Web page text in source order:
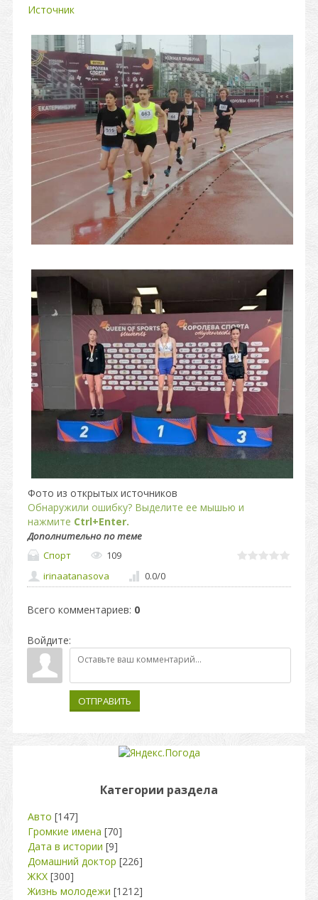
Источник
Фото из открытых источников
Обнаружили ошибку? Выделите ее мышью и
нажмите Ctrl+Enter.
Дополнительно по теме
Спорт
109
irinaatanasova
0.0/0
Всего комментариев: 0
Войдите:
ОТПРАВИТЬ
Категории раздела
Авто [147]
Громкие имена [70]
Дата в истории [9]
Домашний доктор [226]
ЖКХ [300]
Жизнь молодежи [1212]